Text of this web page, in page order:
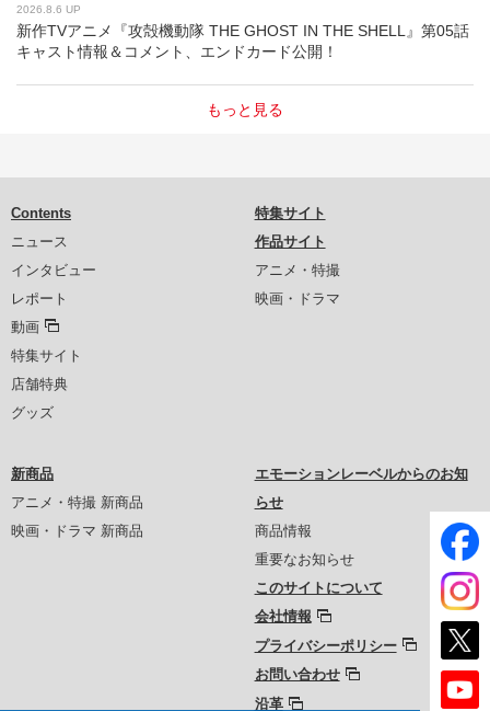
2026.8.6 UP
新作TVアニメ『攻殻機動隊 THE GHOST IN THE SHELL』第05話
キャスト情報＆コメント、エンドカード公開！
もっと見る
Contents
ニュース
インタビュー
レポート
動画
特集サイト
店舗特典
グッズ
特集サイト
作品サイト
アニメ・特撮
映画・ドラマ
新商品
アニメ・特撮 新商品
映画・ドラマ 新商品
エモーションレーベルからのお知
らせ
商品情報
重要なお知らせ
このサイトについて
会社情報
プライバシーポリシー
お問い合わせ
沿革